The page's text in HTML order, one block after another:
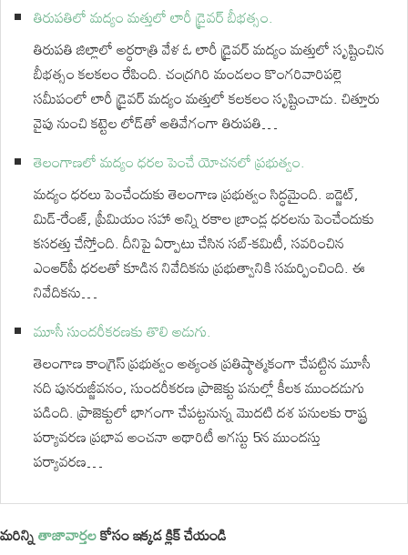
తిరుపతిలో మద్యం మత్తులో లారీ డ్రైవర్ బీభత్సం.
తిరుపతి జిల్లాలో అర్ధరాత్రి వేళ ఓ లారీ డ్రైవర్ మద్యం మత్తులో సృష్టించిన
బీభత్సం కలకలం రేపింది. చంద్రగిరి మండలం కొంగరివారిపల్లె
సమీపంలో లారీ డ్రైవర్ మద్యం మత్తులో కలకలం సృష్టించాడు. చిత్తూరు
వైపు నుంచి కట్టెల లోడ్‌తో అతివేగంగా తిరుపతి…
తెలంగాణలో మద్యం ధరల పెంచే యోచనలో ప్రభుత్వం.
మద్యం ధరలు పెంచేందుకు తెలంగాణ ప్రభుత్వం సిద్ధమైంది. బడ్జెట్,
మిడ్-రేంజ్, ప్రీమియం సహా అన్ని రకాల బ్రాండ్ల ధరలను పెంచేందుకు
కసరత్తు చేస్తోంది. దీనిపై ఏర్పాటు చేసిన సబ్-కమిటీ, సవరించిన
ఎంఆర్‌పీ ధరలతో కూడిన నివేదికను ప్రభుత్వానికి సమర్పించింది. ఈ
నివేదికను…
మూసీ సుందరీకరణకు తొలి అడుగు.
తెలంగాణ కాంగ్రెస్ ప్రభుత్వం అత్యంత ప్రతిష్ఠాత్మకంగా చేపట్టిన మూసీ
నది పునరుజ్జీవనం, సుందరీకరణ ప్రాజెక్టు పనుల్లో కీలక ముందడుగు
పడింది. ప్రాజెక్టులో భాగంగా చేపట్టనున్న మొదటి దశ పనులకు రాష్ట్ర
పర్యావరణ ప్రభావ అంచనా అథారిటీ ఆగస్టు 5న ముందస్తు
పర్యావరణ…
మరిన్నితాజావార్తలకోసం ఇక్కడ క్లిక్ చేయండి